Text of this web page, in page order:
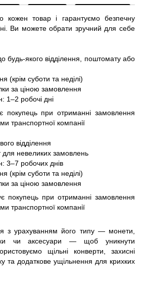
кожен товар і гарантуємо безпечну
Ви можете обрати зручний для себе
якого відділення, поштомату або
суботи та неділі)
за ціною замовлення
1–2 робочі дні
при отриманні замовлення
транспортної компанії
відділення
невеликих замовлень
3–7 робочих днів
суботи та неділі)
за ціною замовлення
при отриманні замовлення
транспортної компанії
з урахуванням його типу — монети,
чи аксесуари — щоб уникнути
щільні конверти, захисні
та додаткове ущільнення для крихких